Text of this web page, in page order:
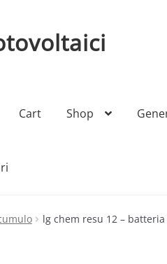
Cart Shop
Chi siamo Contatti My account
lg chem resu 12 –